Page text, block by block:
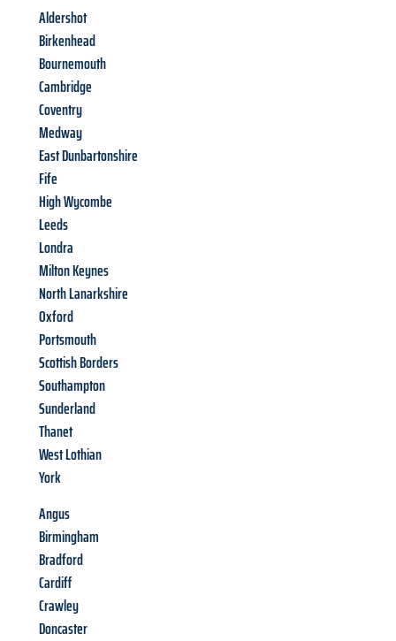
Aldershot
Birkenhead
Bournemouth
Cambridge
Coventry
Medway
East Dunbartonshire
Fife
High Wycombe
Leeds
Londra
Milton Keynes
North Lanarkshire
Oxford
Portsmouth
Scottish Borders
Southampton
Sunderland
Thanet
West Lothian
York
Angus
Birmingham
Bradford
Cardiff
Crawley
Doncaster